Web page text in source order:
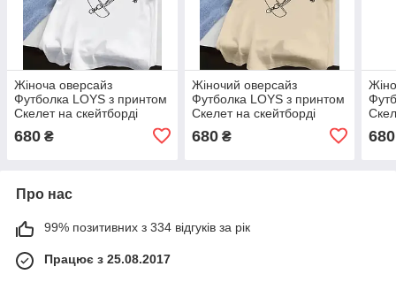
Жіноча оверсайз
Футболка LOYS з принтом
Скелет на скейтборді
680 ₴
Жіночий оверсайз
Футболка LOYS з принтом
Скелет на скейтборді
680₴ 680
Про нас
99% позитивних з 334 відгуків за рік
Працює з 25.08.2017